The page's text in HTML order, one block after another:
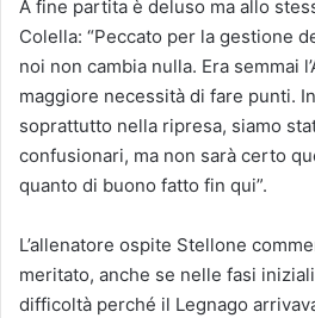
A fine partita è deluso ma allo
Colella: “Peccato per la gestione
noi non cambia nulla. Era semmai
maggiore necessità di fare punti.
soprattutto nella ripresa, siamo
confusionari, ma non sarà certo
quanto di buono fatto fin qui”.
L’allenatore ospite Stellone
meritato, anche se nelle fasi
difficoltà perché il Legnago